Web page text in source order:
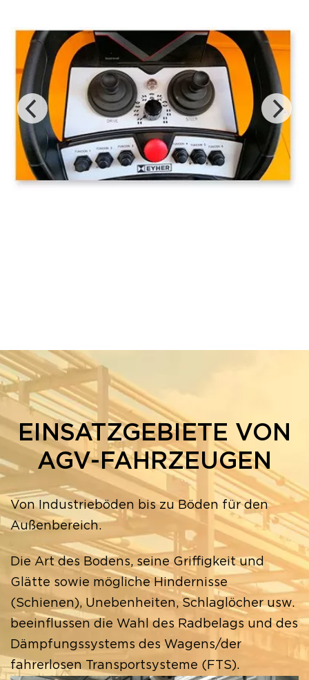
EINSATZGEBIETE VON
AGV-FAHRZEUGEN
Von Industrieböden bis zu Böden für den
Außenbereich.
Die Art des Bodens, seine Griffigkeit und
Glätte sowie mögliche Hindernisse
(Schienen), Unebenheiten, Schlaglöcher usw.
beeinflussen die Wahl des Radbelags und des
Dämpfungssystems des Wagens/der
fahrerlosen Transportsysteme (FTS).